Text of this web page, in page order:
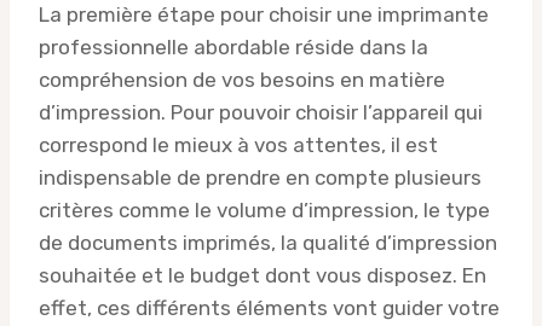
La première étape pour choisir une imprimante
professionnelle abordable réside dans la
compréhension de vos besoins en matière
d’impression. Pour pouvoir choisir l’appareil qui
correspond le mieux à vos attentes, il est
indispensable de prendre en compte plusieurs
critères comme le volume d’impression, le type
de documents imprimés, la qualité d’impression
souhaitée et le budget dont vous disposez. En
effet, ces différents éléments vont guider votre